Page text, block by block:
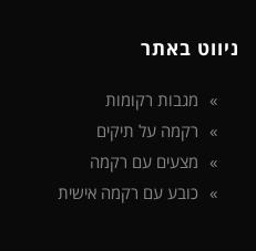
ניווט באתר
מגבות רקומות
רקמה על תיקים
מצעים עם רקמה
כובע עם רקמה אישית